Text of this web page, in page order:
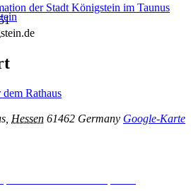
der Stadt Königstein im Taunus
Rathaus
Hessen 61462 Germany Google-Karte